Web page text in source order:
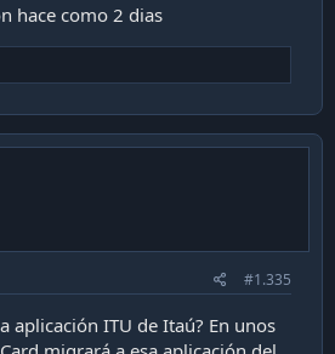
hace como 2 dias
#1.335
aplicación ITU de Itaú? En unos